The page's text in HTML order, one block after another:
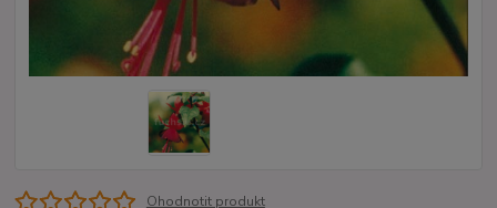
Ohodnotit produkt